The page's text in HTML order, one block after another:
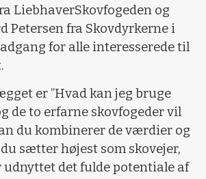
LiebhaverSkovfogeden og
Petersen fra Skovdyrkerne i
for alle interesserede til
er ”Hvad kan jeg bruge
de to erfarne skovfogeder vil
du kombinerer de værdier og
sætter højest som skovejer,
udnyttet det fulde potentiale af